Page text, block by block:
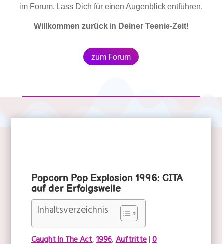
im Forum. Lass Dich für einen Augenblick entführen.
Willkommen zurück in Deiner Teenie-Zeit!
zum Forum
Popcorn Pop Explosion 1996: CITA
auf der Erfolgswelle
Inhaltsverzeichnis
Caught In The Act,1996,Auftritte|0